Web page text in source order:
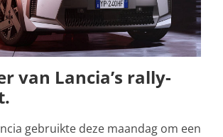
van Lancia’s rally-
gebruikte deze maandag om een